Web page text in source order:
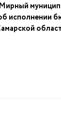
исполнении